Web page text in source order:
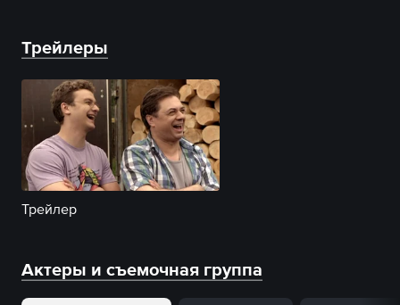
Трейлеры
Трейлер
Актеры и съемочная группа